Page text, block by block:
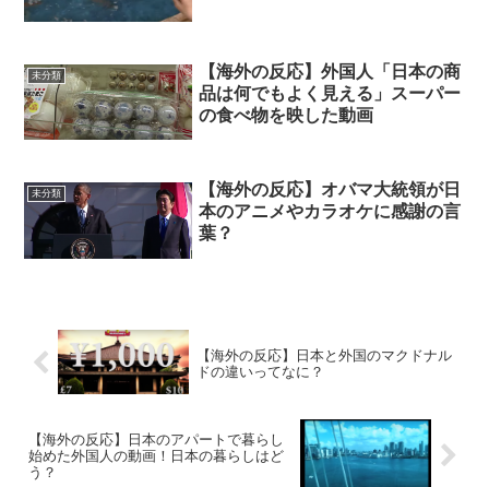
未分類
【海外の反応】外国人「日本の商
品は何でもよく見える」スーパー
の食べ物を映した動画
未分類
【海外の反応】オバマ大統領が日
本のアニメやカラオケに感謝の言
葉？
【海外の反応】日本と外国のマクドナル
ドの違いってなに？
【海外の反応】日本のアパートで暮らし
始めた外国人の動画！日本の暮らしはど
う？